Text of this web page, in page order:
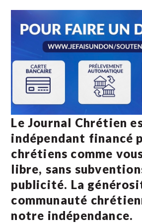
Le Journal Chrétien
indépendant financé
chrétiens comme
libre, sans
publicité. La
communauté
notre indépendance.